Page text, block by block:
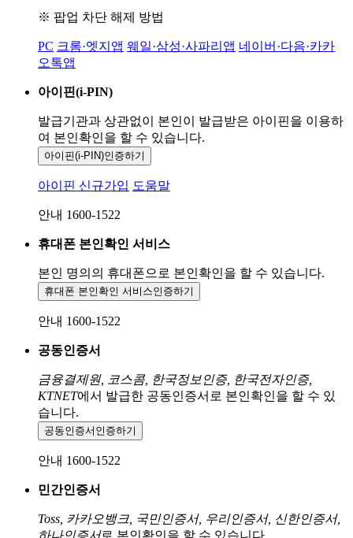
※ 팝업 차단 해제 방법
PC 크롬·엣지앱 웨일·삼성·사파리앱 네이버·다음·카카
오톡앱
아이핀(i-PIN)
발급기관과 상관없이 본인이 발급받은 아이핀을 이용하
여 본인확인을 할 수 있습니다.
아이핀(i-PIN)인증하기
아이핀 신규가입 도움말
안내 1600-1522
휴대폰 본인확인 서비스
본인 명의의 휴대폰으로 본인확인을 할 수 있습니다.
휴대폰 본인확인 서비스인증하기
안내 1600-1522
공동인증서
금융결제원, 코스콤, 한국정보인증, 한국전자인증,
KTNET에서 발급한 공동인증서로 본인확인을 할 수 있
습니다.
공동인증서 인증하기
안내 1600-1522
민간인증서
Toss, 카카오뱅크, 국민인증서, 우리인증서, 신한인증서,